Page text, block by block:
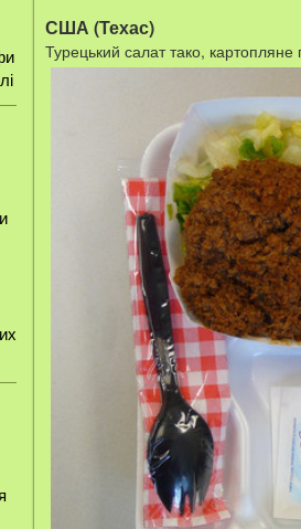
США (Техас)
Турецький салат тако,